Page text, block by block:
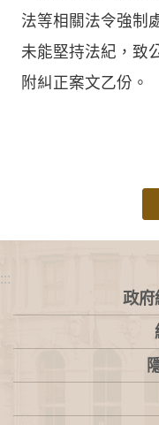
法等相關法令強制
未能堅持法紀，致
附糾正案文乙份。
:::
政府